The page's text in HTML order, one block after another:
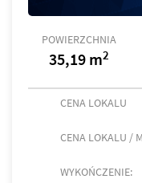
POWIERZCHNIA
35,19 m2
CENA LOKALU
CENA LOKALU / M
WYKOŃCZENIE: